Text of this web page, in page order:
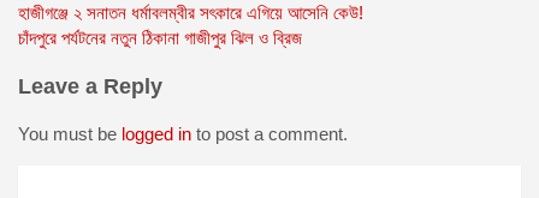
c
e
o
s
s
g
a
i
a
t
A
p
t
r
Post
navigation
হাজীগঞ্জে ২ সনাতন ধর্মাবলম্বীর সৎকারে এগিয়ে আসেনি কেউ!
চাঁদপুরে পর্যটনের নতুন ঠিকানা গাজীপুর ঝিল ও ব্রিজ
Leave a Reply
You must be logged in to post a comment.